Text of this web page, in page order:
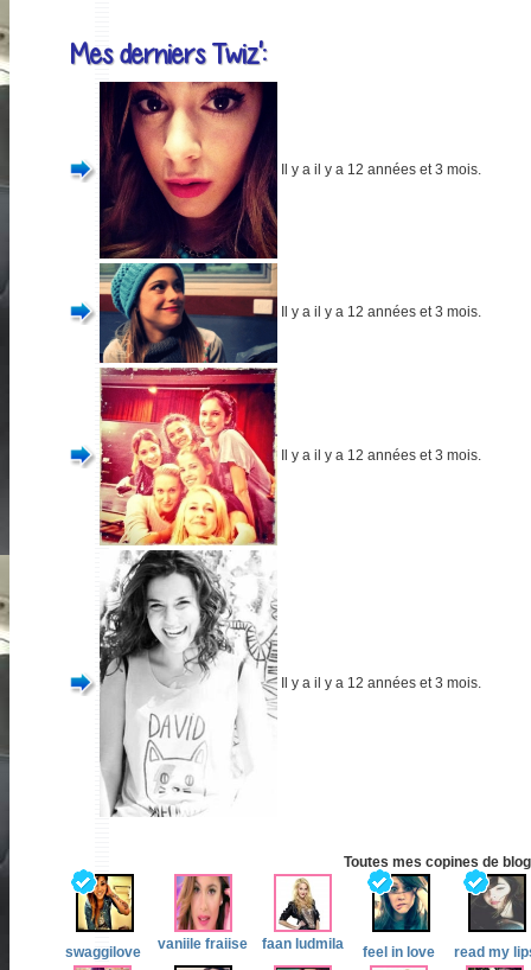
Mes derniers Twiz':
Il y a il y a 12 années et 3 mois.
Il y a il y a 12 années et 3 mois.
Il y a il y a 12 années et 3 mois.
Il y a il y a 12 années et 3 mois.
Toutes mes copines de
swaggilove vaniile fraiise faan ludmila feel in love read my